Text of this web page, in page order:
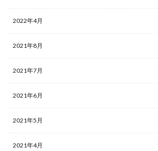
2022年4月
2021年8月
2021年7月
2021年6月
2021年5月
2021年4月